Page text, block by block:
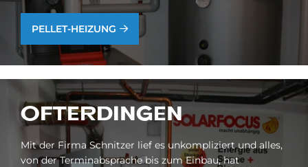
PEL­LET-HEI­ZUNG
OF­TER­DIN­GEN
Mit der Firma Schnitzer lief es unkompliziert und alles,
von der Terminabsprache bis zum Einbau, hat